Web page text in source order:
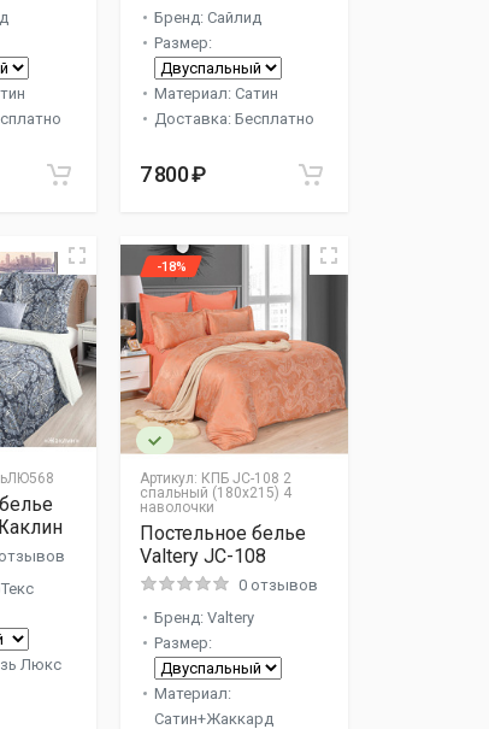
Бренд: Сайлид
Размер:
Материал: Сатин
Доставка: Бесплатно
7 800 ₽
Люкс
Артикул: КПБ JC-108 2
спальный (180х215) 4
наволочки
-18%
Постельное белье
Valtery JC-108
0 отзывов
Бренд: Valtery
Размер:
Материал:
Сатин+Жаккард